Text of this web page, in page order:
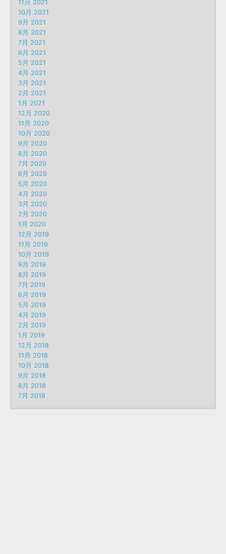
11月 2021
10月 2021
9月 2021
8月 2021
7月 2021
6月 2021
5月 2021
4月 2021
3月 2021
2月 2021
1月 2021
12月 2020
11月 2020
10月 2020
9月 2020
8月 2020
7月 2020
6月 2020
5月 2020
4月 2020
3月 2020
2月 2020
1月 2020
12月 2019
11月 2019
10月 2019
9月 2019
8月 2019
7月 2019
6月 2019
5月 2019
4月 2019
2月 2019
1月 2019
12月 2018
11月 2018
10月 2018
9月 2018
8月 2018
7月 2018